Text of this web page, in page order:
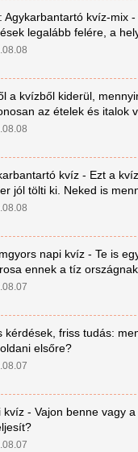
Agykarbantartó kvíz-mix
legalább felére, a
a kvízből kiderül,
az ételek és italok
kvíz - Ezt a
jól tölti ki. Neked is
napi kvíz - Te is
ennek a tíz
kérdések, friss tudás:
elsőre?
kvíz - Vajon benne vagy